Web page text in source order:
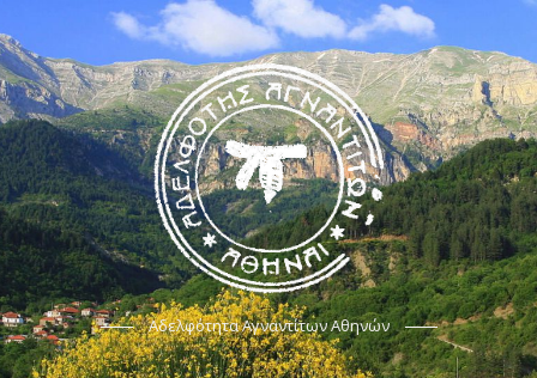
Αδελφότητα Αγναντίτων Αθηνών